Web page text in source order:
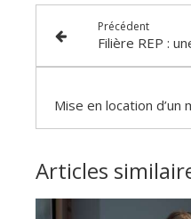
Précédent
Filière REP :
Articles